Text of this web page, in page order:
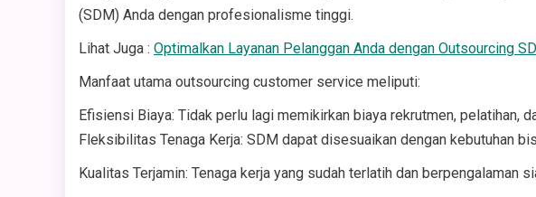
(SDM) Anda dengan profesionalisme tinggi.
Lihat Juga : Optimalkan Layanan Pelanggan Anda dengan Outsourcing
Manfaat utama outsourcing customer service meliputi:
Efisiensi Biaya: Tidak perlu lagi memikirkan biaya rekrutmen, pelatihan,
Fleksibilitas Tenaga Kerja: SDM dapat disesuaikan dengan kebutuhan
Kualitas Terjamin: Tenaga kerja yang sudah terlatih dan berpengalaman